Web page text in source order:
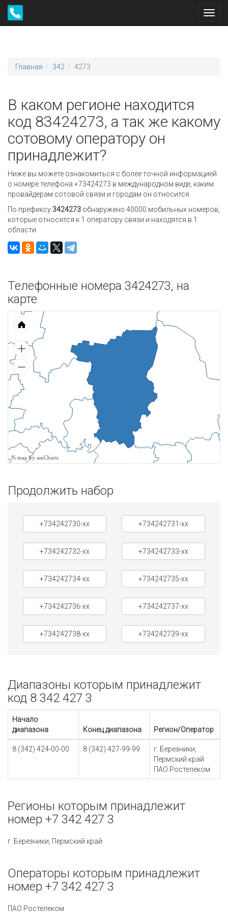
Главная 342 4273
В каком регионе находится
код 83424273, а так же какому
сотовому оператору он
принадлежит?
Ниже вы можете ознакомиться с более точной информацией
о номере телефона +73424273 в международном виде, каким
провайдерам сотовой связи и городам он относится.
По префиксу 3424273 обнаружено 40000 мобильных номеров,
которые относятся к 1 оператору связи и находятся в 1
области.
Телефонные номера 3424273, на
карте
JS map by amCharts
Продолжить набор
+734242730-xx +734242731-xx
+734242732-xx +734242733-xx
+734242734-xx +734242735-xx
+734242736-xx +734242737-xx
+734242738-xx +734242739-xx
Диапазоны которым принадлежит
код 8 342 427 3
Начало
диапазона
Конец диапазона Регион/Оператор
8 (342) 424-00-00 8 (342) 427-99-99
г. Березники,
Пермский край
ПАО Ростелеком
Регионы которым принадлежит
номер +7 342 427 3
г. Березники, Пермский край
Операторы которым принадлежит
номер +7 342 427 3
ПАО Ростелеком